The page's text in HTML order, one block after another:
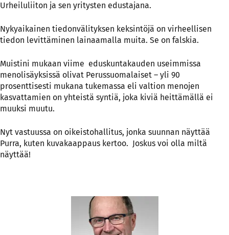
Urheiluliiton ja sen yritysten edustajana.
Nykyaikainen tiedonvälityksen keksintöjä on virheellisen
tiedon levittäminen lainaamalla muita. Se on falskia.
Muistini mukaan viime eduskuntakauden useimmissa
menolisäyksissä olivat Perussuomalaiset – yli 90
prosenttisesti mukana tukemassa eli valtion menojen
kasvattamien on yhteistä syntiä, joka kiviä heittämällä ei
muuksi muutu.
Nyt vastuussa on oikeistohallitus, jonka suunnan näyttää
Purra, kuten kuvakaappaus kertoo. Joskus voi olla miltä
näyttää!